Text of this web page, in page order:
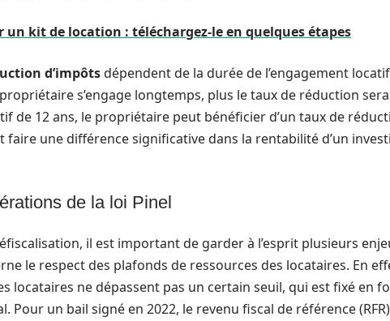
un kit de location : téléchargez-le en quelques étapes
d’impôtsdépendent de la durée de l’engagement
s’engage longtemps, plus le taux de réduction
de 12 ans, le propriétaire peut bénéficier d’un taux de
faire une différence significative dans la rentabilité d’un
de la loi Pinel
il est important de garder à l’esprit plusieurs
le respect des plafonds de ressources des locataires. En
locataires ne dépassent pas un certain seuil, qui est fixé en
Pour un bail signé en 2022, le revenu fiscal de référence